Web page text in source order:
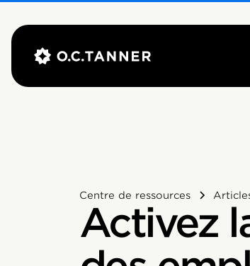
Centre de ressources
Activez